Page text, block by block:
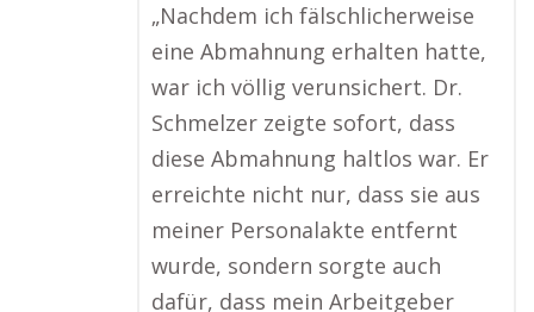
„Nachdem ich fälschlicherweise
eine Abmahnung erhalten hatte,
war ich völlig verunsichert. Dr.
Schmelzer zeigte sofort, dass
diese Abmahnung haltlos war. Er
erreichte nicht nur, dass sie aus
meiner Personalakte entfernt
wurde, sondern sorgte auch
dafür, dass mein Arbeitgeber